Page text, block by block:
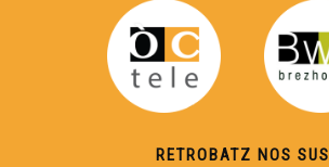
RETROBATZ NOS SUS